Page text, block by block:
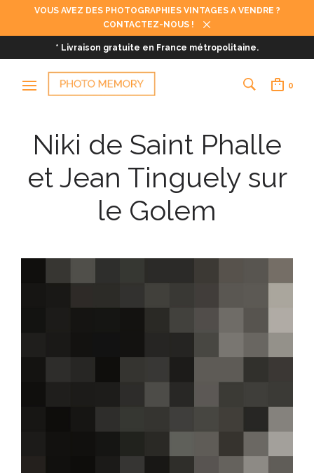
VOUS AVEZ DES PHOTOGRAPHIES VINTAGES A VENDRE ?
CONTACTEZ-NOUS !
* Livraison gratuite en France métropolitaine.
0
Niki de Saint Phalle
et Jean Tinguely sur
le Golem